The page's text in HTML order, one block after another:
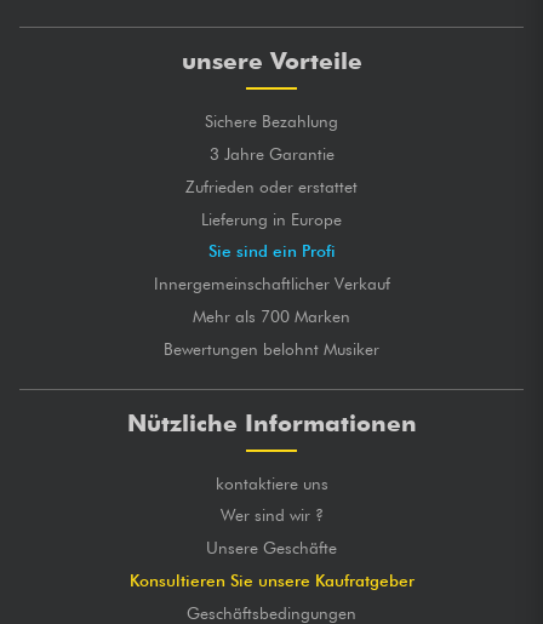
unsere Vorteile
Sichere Bezahlung
3 Jahre Garantie
Zufrieden oder erstattet
Lieferung in Europe
Sie sind ein Profi
Innergemeinschaftlicher Verkauf
Mehr als 700 Marken
Bewertungen belohnt Musiker
Nützliche Informationen
kontaktiere uns
Wer sind wir ?
Unsere Geschäfte
Konsultieren Sie unsere Kaufratgeber
Geschäftsbedingungen